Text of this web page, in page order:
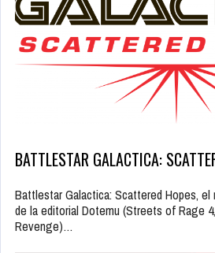
BATTLESTAR GALACTICA:
Battlestar Galactica: Scattered Hopes,
de la editorial Dotemu (Streets of Rage
Revenge)…